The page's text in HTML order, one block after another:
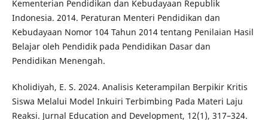
Kementerian Pendidikan dan Kebudayaan Republik
Indonesia. 2014. Peraturan Menteri Pendidikan dan
Kebudayaan Nomor 104 Tahun 2014 tentang Penilaian Hasil
Belajar oleh Pendidik pada Pendidikan Dasar dan
Pendidikan Menengah.
Kholidiyah, E. S. 2024. Analisis Keterampilan Berpikir Kritis
Siswa Melalui Model Inkuiri Terbimbing Pada Materi Laju
Reaksi. Jurnal Education and Development, 12(1), 317–324.